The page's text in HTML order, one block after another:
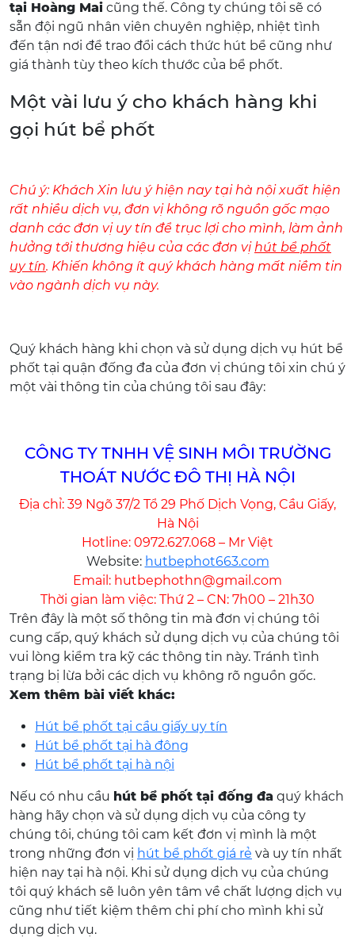
tại Hoàng Mai cũng thế. Công ty chúng tôi sẽ có
sẵn đội ngũ nhân viên chuyên nghiệp, nhiệt tình
đến tận nơi để trao đổi cách thức hút bể cũng như
giá thành tùy theo kích thước của bể phốt.
Một vài lưu ý cho khách hàng khi
gọi hút bể phốt
Chú ý: Khách Xin lưu ý hiện nay tại hà nội xuất hiện
rất nhiều dịch vụ, đơn vị không rõ nguồn gốc mạo
danh các đơn vị uy tín để trục lợi cho mình, làm ảnh
hưởng tới thương hiệu của các đơn vị hút bể phốt
uy tín. Khiến không ít quý khách hàng mất niềm tin
vào ngành dịch vụ này.
Quý khách hàng khi chọn và sử dụng dịch vụ hút bể
phốt tại quận đống đa của đơn vị chúng tôi xin chú ý
một vài thông tin của chúng tôi sau đây:
CÔNG TY TNHH VỆ SINH MÔI TRƯỜNG
THOÁT NƯỚC ĐÔ THỊ HÀ NỘI
Địa chỉ: 39 Ngõ 37/2 Tổ 29 Phố Dịch Vọng, Cầu Giấy,
Hà Nội
Hotline: 0972.627.068 – Mr Việt
Website: hutbephot663.com
Email: hutbephothn@gmail.com
Thời gian làm việc: Thứ 2 – CN: 7h00 – 21h30
Trên đây là một số thông tin mà đơn vị chúng tôi
cung cấp, quý khách sử dụng dịch vụ của chúng tôi
vui lòng kiểm tra kỹ các thông tin này. Tránh tình
trạng bị lừa bởi các dịch vụ không rõ nguồn gốc.
Xem thêm bài viết khác:
Hút bể phốt tại cầu giấy uy tín
Hút bể phốt tại hà đông
Hút bể phốt tại hà nội
Nếu có nhu cầu hút bể phốt tại đống đa quý khách
hàng hãy chọn và sử dụng dịch vụ của công ty
chúng tôi, chúng tôi cam kết đơn vị mình là một
trong những đơn vị hút bể phốt giá rẻ và uy tín nhất
hiện nay tại hà nội. Khi sử dụng dịch vụ của chúng
tôi quý khách sẽ luôn yên tâm về chất lượng dịch vụ
cũng như tiết kiệm thêm chi phí cho mình khi sử
dụng dịch vụ.